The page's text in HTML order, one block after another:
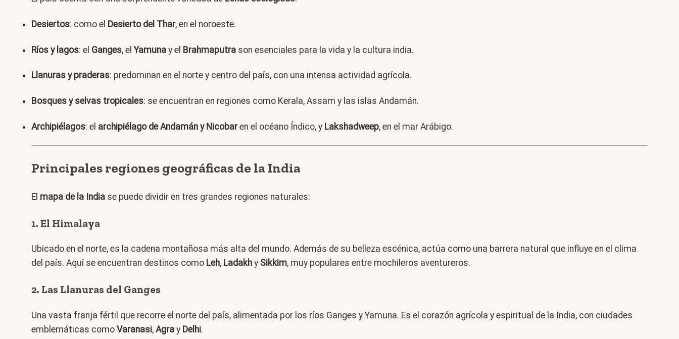
Desiertos: como el Desierto del Thar, en el noroeste.
Ríos y lagos: el Ganges, elYamuna y el Brahmaputra son esenciales para la vida y la cultura india.
Llanuras y praderas: predominan en el norte y centro del país, con una intensa actividad agrícola.
Bosques y selvas tropicales: se encuentran en regiones como Kerala, Assam y las islas Andamán.
Archipiélagos: el archipiélago de Andamán y Nicobaren el océano Índico, y Lakshadweep, en el mar Arábigo.
Principales regiones geográficas de la India
El mapa de la India se puede dividir en tres grandes regiones naturales:
1. El Himalaya
Ubicado en el norte, es la cadena montañosa más alta del mundo. Además de su belleza escénica, actúa como una barrera natural que influye en el clima
del país. Aquí se encuentran destinos como Leh, Ladakh y Sikkim, muy populares entre mochileros aventureros.
2. Las Llanuras del Ganges
Una vasta franja fértil que recorre el norte del país, alimentada por los ríos Ganges y Yamuna. Es el corazón agrícola y espiritual de la India, con ciudades
emblemáticas como Varanasi, Agra y Delhi.